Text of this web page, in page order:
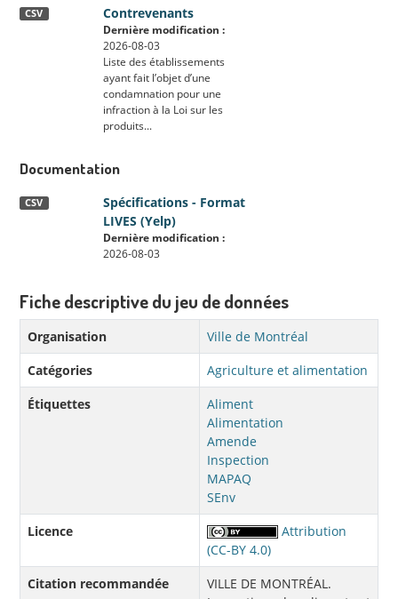
Contrevenants
CSV
Dernière modification :
2026-08-03
Liste des établissements
ayant fait l’objet d’une
condamnation pour une
infraction à la Loi sur les
produits...
Documentation
Spécifications - Format
LIVES (Yelp)
CSV
Dernière modification :
2026-08-03
Fiche descriptive du jeu de données
Organisation
Ville de Montréal
Catégories
Agriculture et alimentation
Étiquettes
Aliment
Alimentation
Amende
Inspection
MAPAQ
SEnv
Licence
Attribution
(CC-BY 4.0)
Citation recommandée
VILLE DE MONTRÉAL.